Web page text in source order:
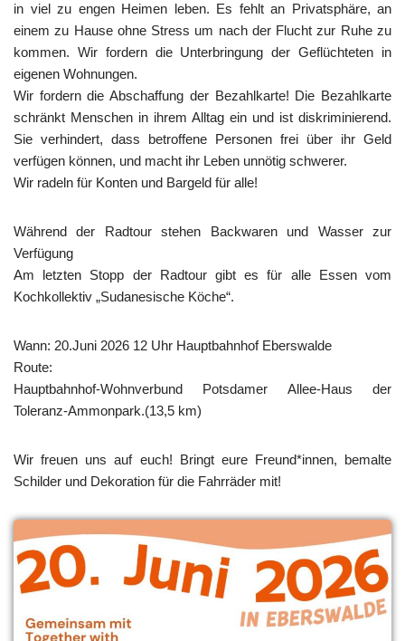
in viel zu engen Heimen leben. Es fehlt an Privatsphäre, an
einem zu Hause ohne Stress um nach der Flucht zur Ruhe zu
kommen. Wir fordern die Unterbringung der Geflüchteten in
eigenen Wohnungen.
Wir fordern die Abschaffung der Bezahlkarte! Die Bezahlkarte
schränkt Menschen in ihrem Alltag ein und ist diskriminierend.
Sie verhindert, dass betroffene Personen frei über ihr Geld
verfügen können, und macht ihr Leben unnötig schwerer.
Wir radeln für Konten und Bargeld für alle!
Während der Radtour stehen Backwaren und Wasser zur
Verfügung
Am letzten Stopp der Radtour gibt es für alle Essen vom
Kochkollektiv „Sudanesische Köche“.
Wann: 20.Juni 2026 12 Uhr Hauptbahnhof Eberswalde
Route:
Hauptbahnhof-Wohnverbund Potsdamer Allee-Haus der
Toleranz-Ammonpark.(13,5 km)
Wir freuen uns auf euch! Bringt eure Freund*innen, bemalte
Schilder und Dekoration für die Fahrräder mit!